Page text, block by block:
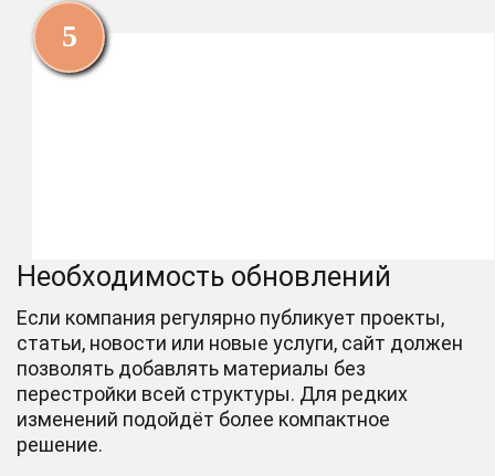
Необходимость обновлений
Если компания регулярно публикует проекты,
статьи, новости или новые услуги, сайт должен
позволять добавлять материалы без
перестройки всей структуры. Для редких
изменений подойдёт более компактное
решение.